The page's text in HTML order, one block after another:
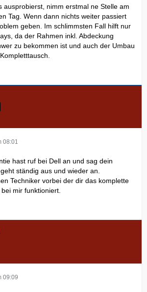
ausprobierst, nimm erstmal ne Stelle am
Tag. Wenn dann nichts weiter passiert
geben. Im schlimmsten Fall hilft nur
da der Rahmen inkl. Abdeckung
zu bekommen ist und auch der Umbau
08:01
hast ruf bei Dell an und sag dein
ständig aus und wieder an.
Techniker vorbei der dir das komplette
mir funktioniert.
09:09